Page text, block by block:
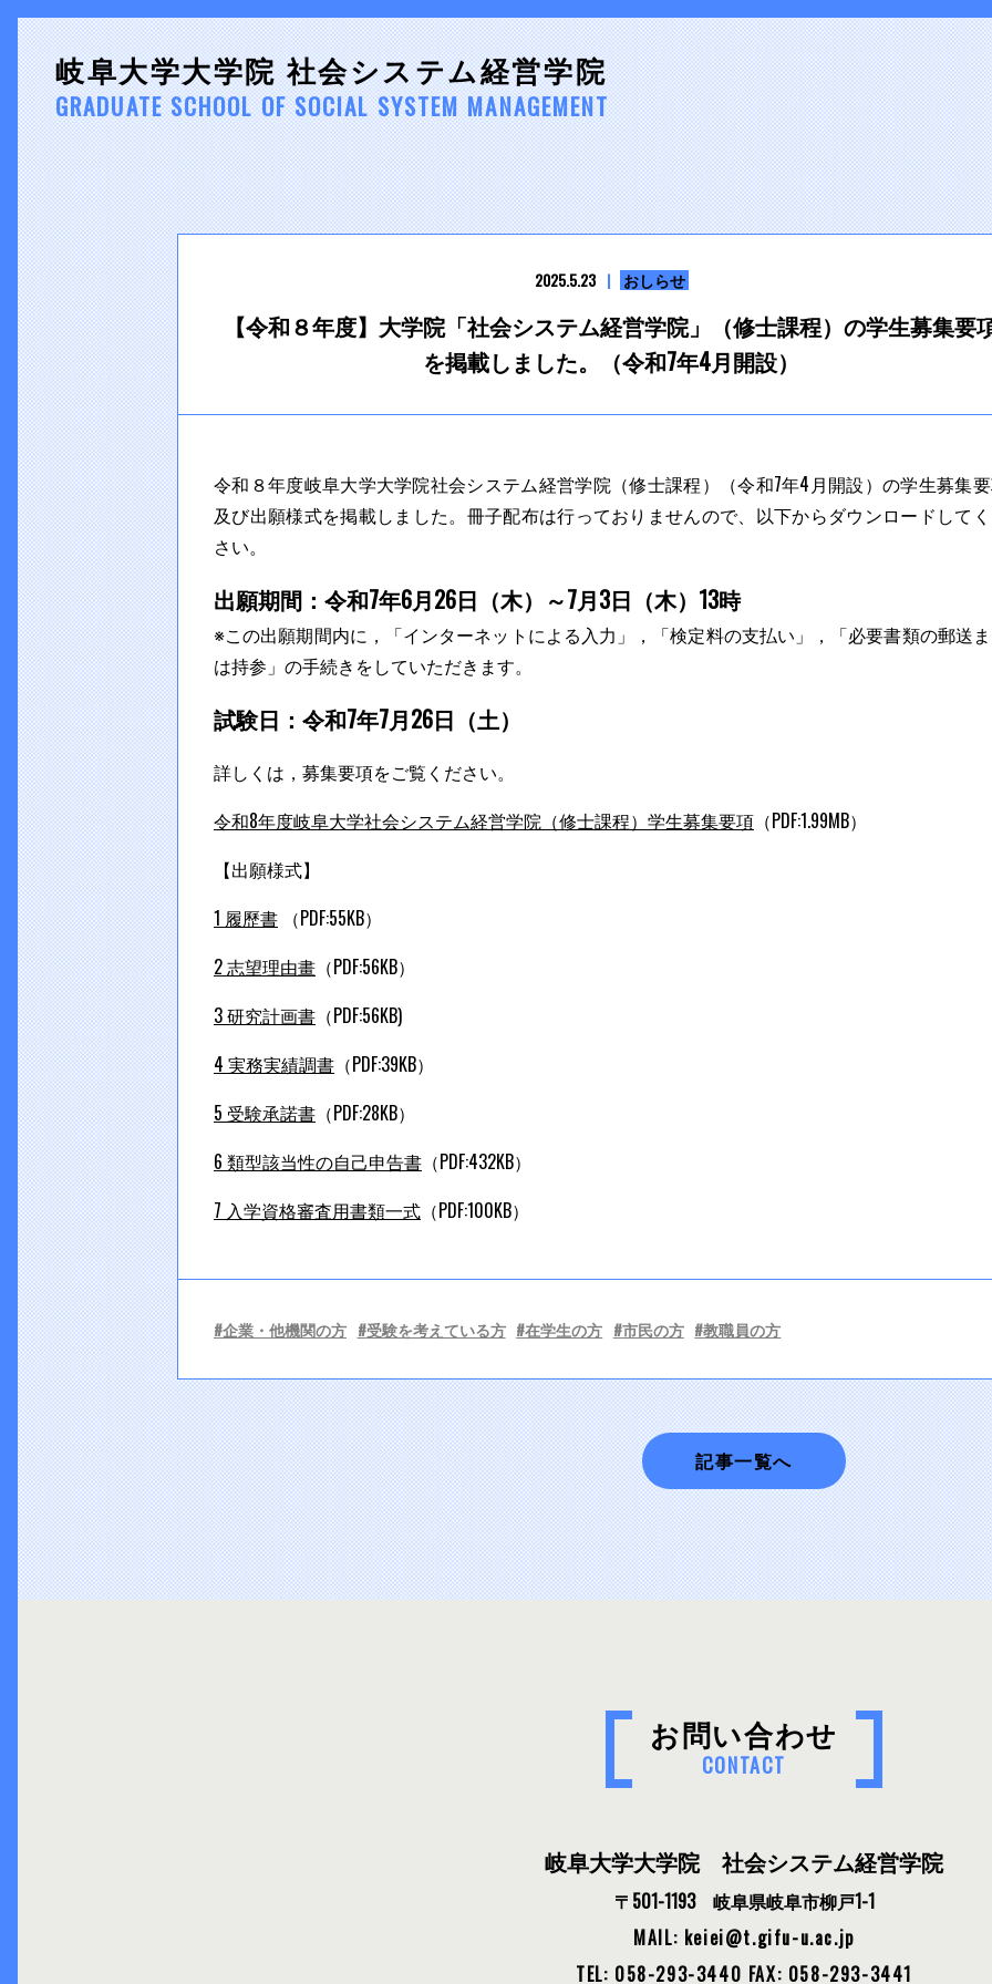
岐阜大学大学院 社会システム経営学院
GRADUATE SCHOOL OF SOCIAL SYSTEM MANAGEMENT
2025.5.23 おしらせ
【令和８年度】大学院「社会システム経営学院」（修士課程）の学生募集要
を掲載しました。（令和7年4月開設）
令和８年度岐阜大学大学院社会システム経営学院（修士課程）（令和7年4月開設）の学生募集
及び出願様式を掲載しました。冊子配布は行っておりませんので、以下からダウンロードして
さい。
出願期間：令和7年6月26日（木）～7月3日（木）13時
※この出願期間内に，「インターネットによる入力」，「検定料の支払い」，「必要書類の郵送
は持参」の手続きをしていただきます。
試験日：令和7年7月26日（土）
詳しくは，募集要項をご覧ください。
令和8年度岐阜大学社会システム経営学院（修士課程）学生募集要項 （PDF:1.99MB）
【出願様式】
1 履歷書 （PDF:55KB）
2 志望理由畫 （PDF:56KB）
3 研究計画書 （PDF:56KB)
4 実務実績調書 （PDF:39KB）
5 受験承諾書 （PDF:28KB）
6 類型該当性の自己申告書 （PDF:432KB）
7 入学資格審査用書類一式 （PDF:100KB）
企業・他機関の方 受験を考えている方 在学生の方 市民の方 教職員の方
記事一覧へ
お問い合わせ
CONTACT
岐阜大学大学院 社会システム経営学院
〒501-1193 岐阜県岐阜市柳戸1-1
MAIL: keiei
t.gifu-u.ac.jp
TEL: 058-293-3440 FAX: 058-293-3441